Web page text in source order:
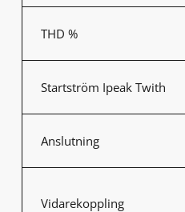
THD %
Startström Ipeak Twith
Anslutning
Vidarekoppling